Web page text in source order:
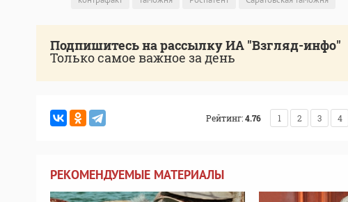
Подпишитесь на рассылку ИА "Взгляд-инфо"
Только самое важное за день
Рейтинг:4.76 1 2 3 4
РЕКОМЕНДУЕМЫЕ МАТЕРИАЛЫ